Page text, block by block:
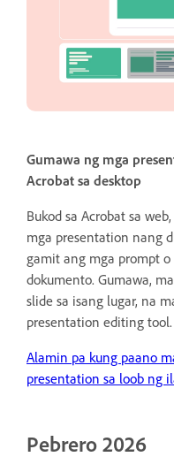
Gumawa ng mga
Acrobat sa desktop
Bukod sa Acrobat sa
mga presentation nang
gamit ang mga prompt
dokumento. Gumawa,
slide sa isang lugar, na
presentation editing tool.
Alamin pa kung paano
presentation sa loob ng
Pebrero 2026